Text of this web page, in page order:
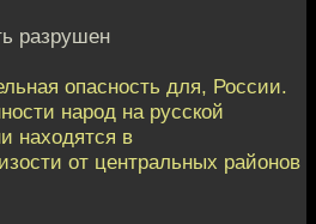
разрушен
опасность для, России.
народ на русской
находятся в
от центральных районов